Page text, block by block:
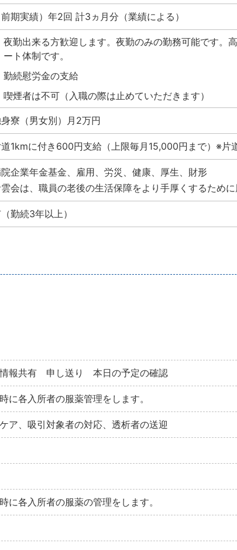
前期実績）年2回 計3ヵ月分（業績による）
夜勤出来る方歓迎します。夜勤のみの勤務可能です。
ート体制です。
勤続慰労金の支給
喫煙者は不可（入職の際は止めていただきます）
寮（男女別）月2万円
道1kmに付き600円支給（上限毎月15,000円まで）※片
企業年金基金、雇用、労災、健康、厚生、財形
会は、職員の老後の生活保障をより手厚くするために
勤続3年以上）
報共有 申し送り 本日の予定の確認
各入所者の服薬管理をします。
ア、吸引対象者の対応、透析者の送迎
各入所者の服薬の管理をします。